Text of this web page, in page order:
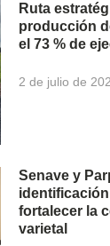
Ruta
producción
el 73 % de
2 de julio de
Senave y
fortalecer la
varietal